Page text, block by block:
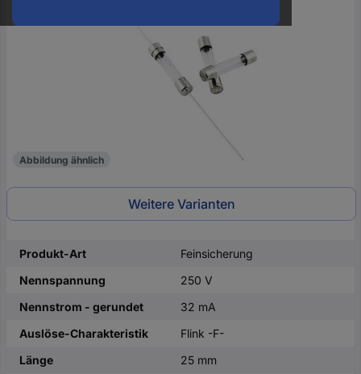
Abbildung ähnlich
Weitere Varianten
Produkt-Art
Feinsicherung
Nennspannung
250 V
Nennstrom - gerundet
32 mA
Auslöse-Charakteristik
Flink -F-
Länge
25 mm